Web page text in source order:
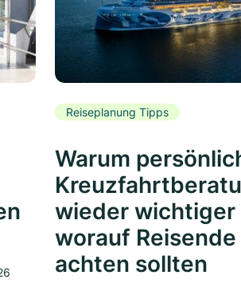
Reiseplanung Tipps
Warum
wieder wichtiger
worauf
achten sollten